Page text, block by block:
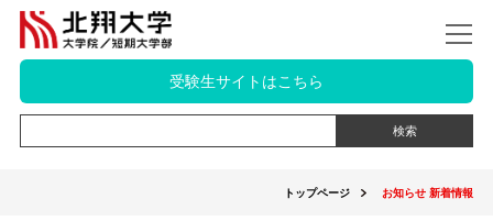
受験生サイトはこちら
トップページ お知らせ 新着情報